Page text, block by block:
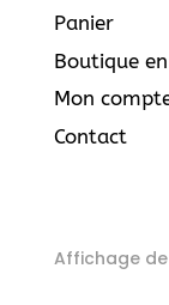
Panier
Boutique
Mon
Contact
Affichage